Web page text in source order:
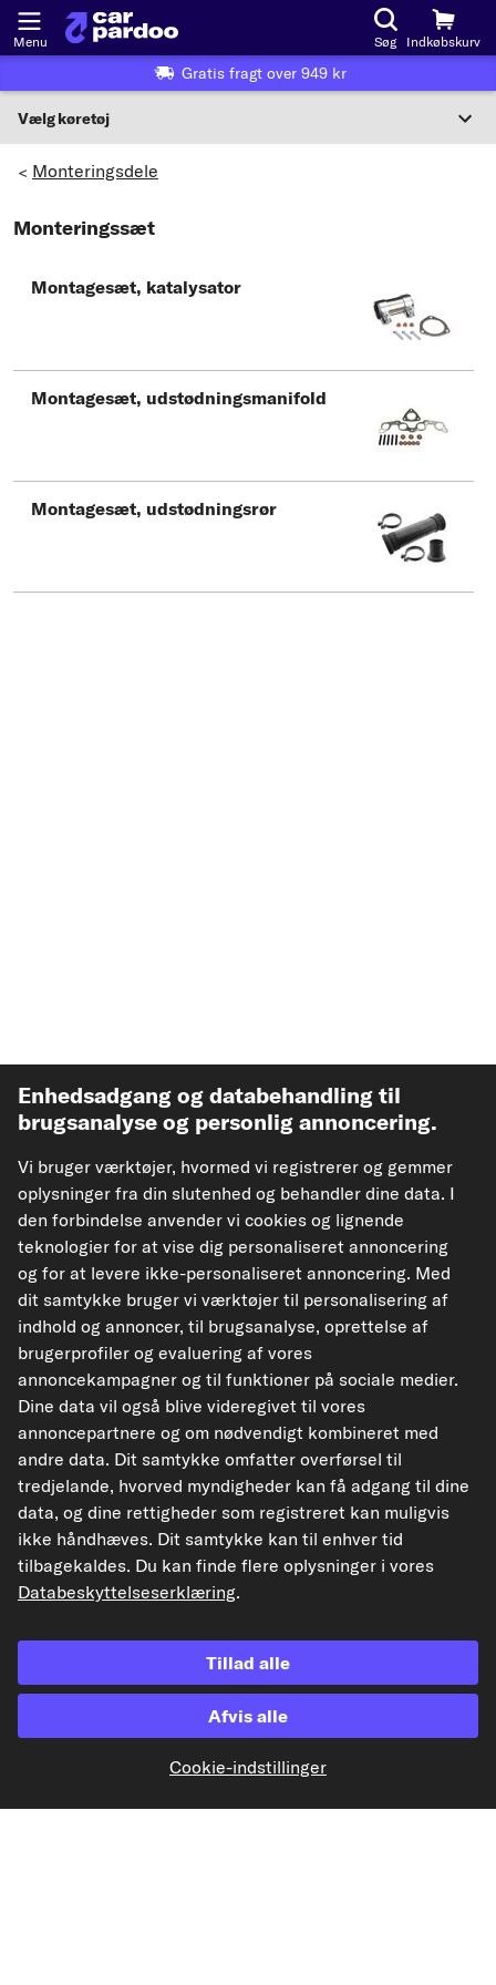
Menu Søg Indkøbskurv
Gratis fragt over 949 kr
Vælg køretøj
Vælg type
> Monteringsdele
Monteringssæt
Montagesæt, katalysator
Montagesæt, udstødningsmanifold
Montagesæt, udstødningsrør
Populære Kategorier
Mere fra carpadoo
Hjælp & Støtte
Juridisk
Accepterede betalingsmåder
Vores fragtpartnere
kfzteile24.de kfzteile24.at
carpardoo.nl
carpardoo.fr
Enhedsadgang og databehandling til
brugsanalyse og personlig annoncering.
Vi bruger værktøjer, hvormed vi registrerer og gemmer
oplysninger fra din slutenhed og behandler dine data. I
den forbindelse anvender vi cookies og lignende
teknologier for at vise dig personaliseret annoncering
og for at levere ikke-personaliseret annoncering. Med
dit samtykke bruger vi værktøjer til personalisering af
indhold og annoncer, til brugsanalyse, oprettelse af
brugerprofiler og evaluering af vores
annoncekampagner og til funktioner på sociale medier.
Dine data vil også blive videregivet til vores
annoncepartnere og om nødvendigt kombineret med
andre data. Dit samtykke omfatter overførsel til
tredjelande, hvorved myndigheder kan få adgang til dine
data, og dine rettigheder som registreret kan muligvis
ikke håndhæves. Dit samtykke kan til enhver tid
tilbagekaldes. Du kan finde flere oplysninger i vores
Databeskyttelseserklæring.
Tillad alle
Afvis alle
Cookie-indstillinger